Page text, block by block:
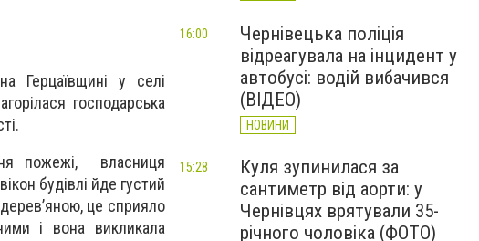
Герцаївщині у селі
господарська
пожежі, власниця
будівлі йде густий
це сприяло
і вона викликала
Чернівецька поліція
відреагувала на інцидент у
автобусі: водій вибачився
(ВІДЕО)
НОВИНИ
16:00
Куля зупинилася за
сантиметр від аорти: у
Чернівцях врятували 35-
річного чоловіка (ФОТО)
15:28